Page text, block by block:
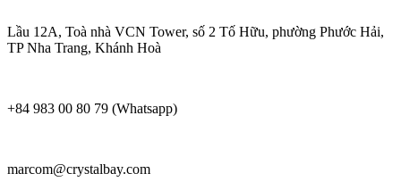
Lầu 12A, Toà nhà VCN Tower, số 2 Tố Hữu, phường Phước Hải,
TP Nha Trang, Khánh Hoà
+84 983 00 80 79 (Whatsapp)
marcom@crystalbay.com